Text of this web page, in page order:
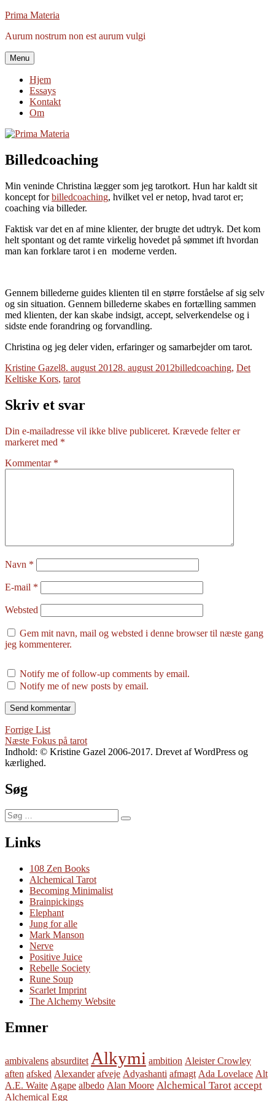
Videre
indhold
Prima Materia
Aurum nostrum non est aurum vulgi
Menu
Hjem
Essays
Kontakt
Om
Billedcoaching
Min veninde Christina lægger som jeg tarotkort. Hun har kaldt sit
koncept forbilledcoaching, hvilket vel er netop, hvad tarot er;
coaching via billeder.
Faktisk var det en af mine klienter, der brugte det udtryk. Det kom
helt spontant og det ramte virkelig hovedet på sømmet ift hvordan
man kan forklare tarot i en moderne verden.
Gennem billederne guides klienten til en større forståelse af sig selv
og sin situation. Gennem billederne skabes en fortælling sammen
med klienten, der kan skabe indsigt, accept, selverkendelse og i
sidste ende forandring og forvandling.
Christina og jeg deler viden, erfaringer og samarbejder om tarot.
Forfatter
Kristine GazelUdgivet
8. august 20128. august 2012Tags
billedcoaching, Det
Keltiske Kors, tarot
Skriv et svar
Din e-mailadresse vil ikke blive publiceret. Krævede felter er
markeret med *
Kommentar *
Navn *
E-mail *
Websted
Gem mit navn, mail og websted i denne browser til næste gang
jeg kommenterer.
Notify me of follow-up comments by email.
Notify me of new posts by email.
Indlægsnavigation
Forrige Forrige
indlæg:
List
Næste Næste
indlæg:
Fokus på tarot
Indhold: © Kristine Gazel 2006-2017. Drevet af WordPress og
kærlighed.
Søg
Søg
efter:
Søg
Links
108 Zen Books
Alchemical Tarot
Becoming Minimalist
Brainpickings
Elephant
Jung for alle
Mark Manson
Nerve
Positive Juice
Rebelle Society
Rune Soup
Scarlet Imprint
The Alchemy Website
Emner
ambivalens absurditet Alkymi ambition Aleister Crowley
aften afsked Alexander afveje Adyashanti afmagt Ada Lovelace Alt
A.E. Waite Agape albedo Alan Moore Alchemical Tarot accept
Alchemical Egg